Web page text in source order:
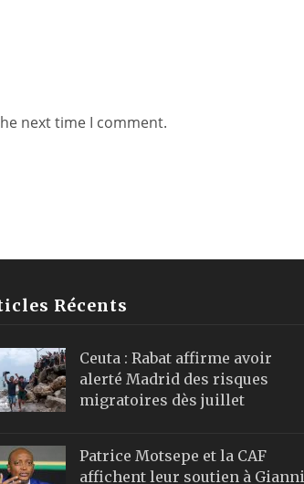
next time I comment.
Récents
Ceuta : Rabat affirme avoir
alerté Madrid des risques
migratoires dès juillet
Patrice Motsepe et la CAF
affichent leur soutien à Gianni